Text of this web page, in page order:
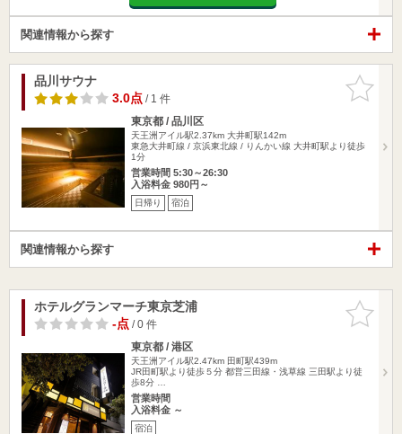
関連情報から探す
お気に入
りに追加
品川サウナ
3.0点/ 1 件
東京都 / 品川区
天王洲アイル駅2.37km 大井町駅142m
東急大井町線 / 京浜東北線 / りんかい線 大井町駅より徒歩
1分
営業時間 5:30～26:30
入浴料金 980円～
日帰り 宿泊
関連情報から探す
お気に入
りに追加
ホテルグランマーチ東京芝浦
-点/ 0 件
東京都 / 港区
天王洲アイル駅2.47km 田町駅439m
JR田町駅より徒歩５分 都営三田線・浅草線 三田駅より徒
歩8分 …
営業時間
入浴料金 ～
宿泊